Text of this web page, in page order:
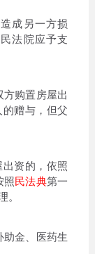
成另一方损
法院应予支
购置房屋出
赠与，但父
资的，依照
照民法典第一
。
金、医药生